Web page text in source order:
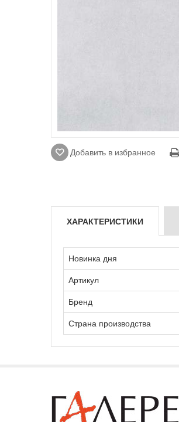
Добавить в избранное
ХАРАКТЕРИСТИКИ
Новинка дня
Артикул
Бренд
Страна производства